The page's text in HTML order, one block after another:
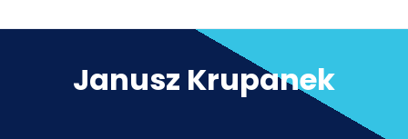
Janusz Krupanek